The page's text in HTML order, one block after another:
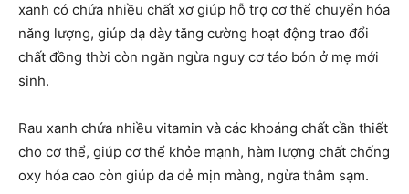
xanh có chứa nhiều chất xơ giúp hỗ trợ cơ thể chuyển hóa
năng lượng, giúp dạ dày tăng cường hoạt động trao đổi
chất đồng thời còn ngăn ngừa nguy cơ táo bón ở mẹ mới
sinh.
Rau xanh chứa nhiều vitamin và các khoáng chất cần thiết
cho cơ thể, giúp cơ thể khỏe mạnh, hàm lượng chất chống
oxy hóa cao còn giúp da dẻ mịn màng, ngừa thâm sạm.